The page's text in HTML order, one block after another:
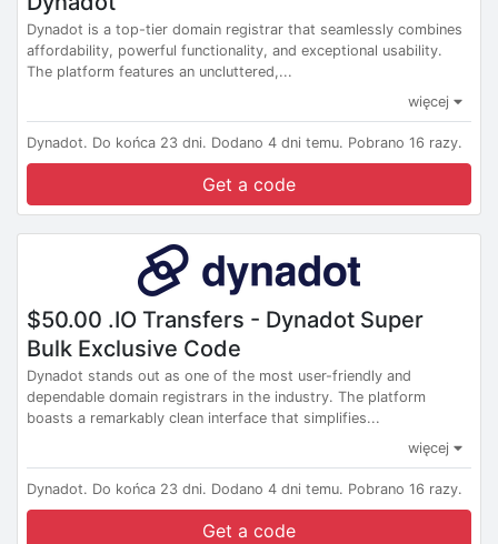
Dynadot is a top-tier domain registrar that seamlessly combines
affordability, powerful functionality, and exceptional usability.
The platform features an uncluttered,...
więcej
Dynadot. Do końca 23 dni. Dodano 4 dni temu. Pobrano 16 razy.
Get a code
$50.00 .IO Transfers - Dynadot Super
Bulk Exclusive Code
Dynadot stands out as one of the most user-friendly and
dependable domain registrars in the industry. The platform
boasts a remarkably clean interface that simplifies...
więcej
Dynadot. Do końca 23 dni. Dodano 4 dni temu. Pobrano 16 razy.
Get a code